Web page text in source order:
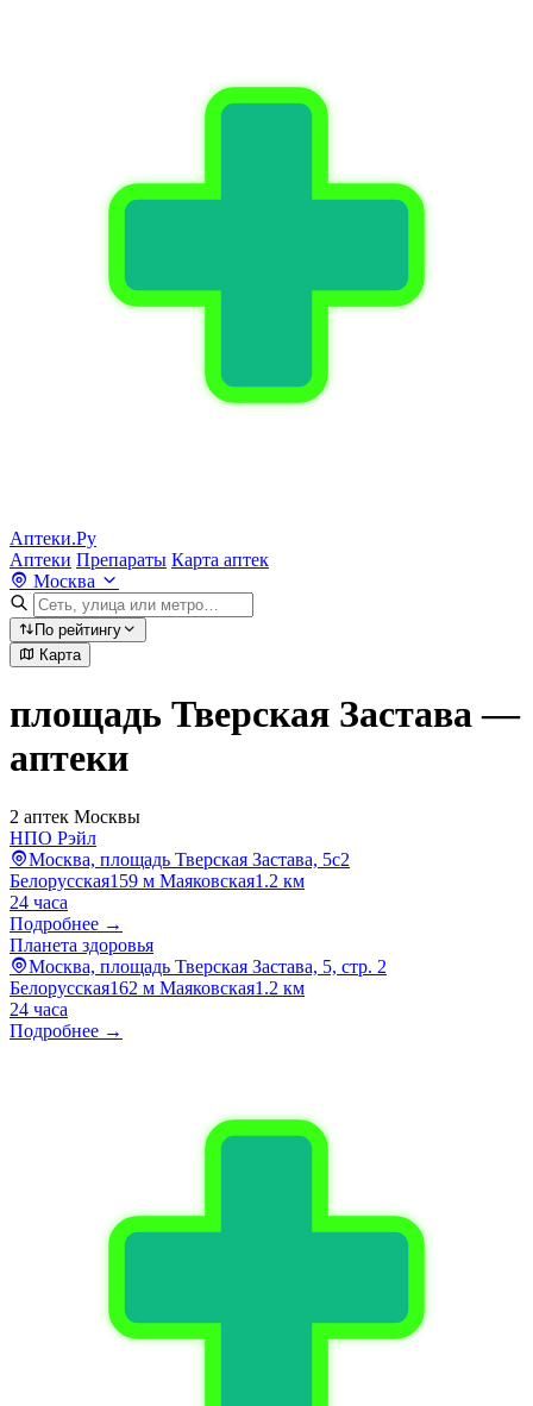
Аптеки.Ру
Аптеки Препараты Карта аптек
Москва
По рейтингу
Карта
площадь Тверская Застава —
аптеки
2 аптек Москвы
НПО Рэйл
Москва, площадь Тверская Застава, 5с2
Белорусская159 м Маяковская1.2 км
24 часа
Подробнее →
Планета здоровья
Москва, площадь Тверская Застава, 5, стр. 2
Белорусская162 м Маяковская1.2 км
24 часа
Подробнее →